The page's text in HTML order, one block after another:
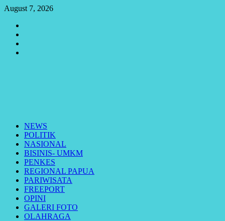
Skip
content
August 7, 2026
NEWS
POLITIK
NASIONAL
BISINIS- UMKM
PENKES
REGIONAL PAPUA
PARIWISATA
FREEPORT
OPINI
GALERI FOTO
OLAHRAGA